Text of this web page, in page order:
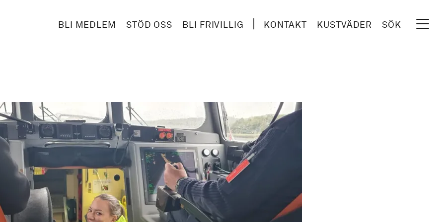
BLI MEDLEM STÖD OSS BLI FRIVILLIG KONTAKT KUSTVÄDER SÖK